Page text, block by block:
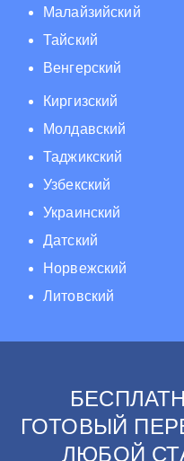
Малайзийский
Тайский
Венгерский
Киргизский
Молдавский
Таджикский
Узбекский
Украинский
Датский
Норвежский
Литовский
ГОТОВЫЙ
ЛЮБОЙ